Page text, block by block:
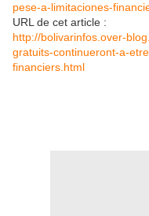
pese-a-limitaciones-
URL de cet article :
http://bolivarinfos.over-
gratuits-continueront-a-
financiers.html